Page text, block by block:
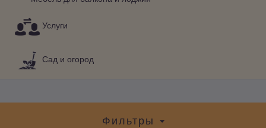
Услуги
Сад и огород
Фильтры